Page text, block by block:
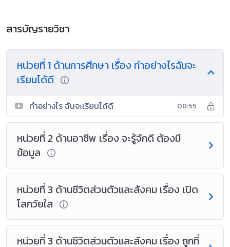
สารบัญรายวิชา
หน่วยที่ 1 ด้านการศึกษา เรื่อง ทำอย่างไรฉันจะ
เรียนได้ดี
ทำอย่างไร ฉันจะเรียนได้ดี 08:55
หน่วยที่ 2 ด้านอาชีพ เรื่อง จะรู้จักดี ต้องมี
ข้อมูล
หน่วยที่ 3 ด้านชีวิตส่วนตัวและสังคม เรื่อง เปิด
โลกวัยใส
หน่วยที่ 3 ด้านชีวิตส่วนตัวและสังคม เรื่อง ถูกที่